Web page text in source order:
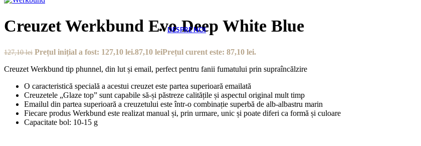
DESPRE NOI
Creuzet Werkbund Evo Deep White Blue
127,10lei Prețul inițial a fost: 127,10 lei.87,10 leiPrețul curent este: 87,10 lei.
Creuzet Werkbund tip phunnel, din lut și email, perfect pentru fanii fumatului prin supraîncălzire
O caracteristică specială a acestui creuzet este partea superioară emailată
Creuzetele „Glaze top” sunt capabile să-și păstreze calitățile și aspectul original mult timp
Emailul din partea superioară a creuzetului este într-o combinație superbă de alb-albastru marin
Fiecare produs Werkbund este realizat manual și, prin urmare, unic și poate diferi ca formă și culoare
Capacitate bol: 10-15 g